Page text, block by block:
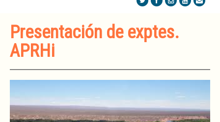
Presentación de exptes.
APRHi